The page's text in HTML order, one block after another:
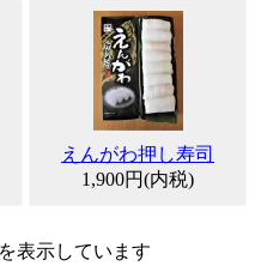
えんがわ押し寿司
1,900円(内税)
表示しています